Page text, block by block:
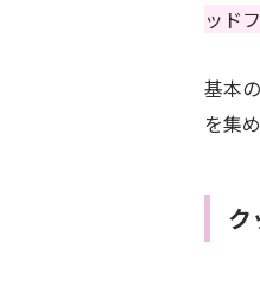
ッド
基本
を集
ク